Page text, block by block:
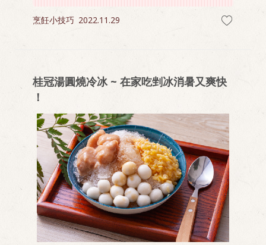
烹飪小技巧 2022.11.29
桂冠湯圓燒冷冰 ~ 在家吃剉冰消暑又爽快
！